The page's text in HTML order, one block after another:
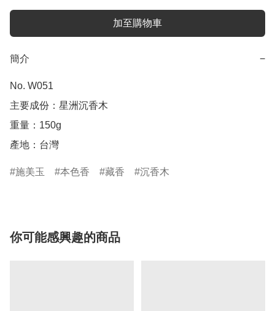
加至購物車
簡介 −
No. W051
主要成份：星洲沉香木
重量：150g
產地：台灣
施美玉 本色香 藏香 沉香木
你可能感興趣的商品